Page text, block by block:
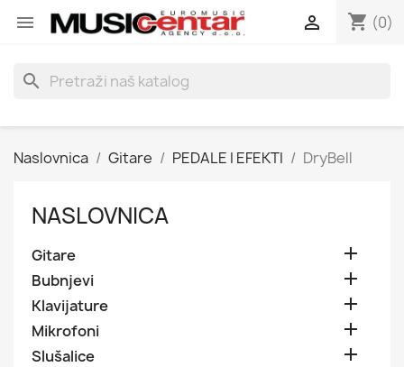
 shopping_cart (0)

search
Naslovnica Gitare PEDALE I EFEKTI DryBell
NASLOVNICA
Gitare 
Bubnjevi 
Klavijature 
Mikrofoni 
Slušalice 